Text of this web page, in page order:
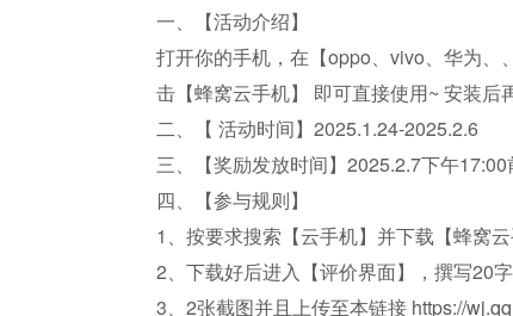
一、【活动介绍】
打开你的手机，在【oppo、vivo、华为、
击【蜂窝云手机】 即可直接使用~ 安装后
二、【 活动时间】2025.1.24-2025.2.6
三、【奖励发放时间】2025.2.7下午17:00
四、【参与规则】
1、按要求搜索【云手机】并下载【蜂窝云
2、下载好后进入【评价界面】，撰写20
3、2张截图并且上传至本链接 https://